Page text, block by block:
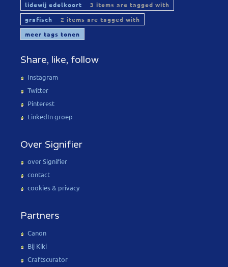
lidewij edelkoort
3 items are tagged with
grafisch
2 items are tagged with
meer tags tonen
Share, like, follow
Instagram
Twitter
Pinterest
LinkedIn groep
Over Signifier
over Signifier
contact
cookies & privacy
Partners
Canon
Bij Kiki
Craftscurator